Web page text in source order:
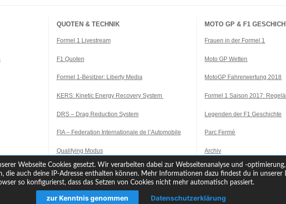
QUOTEN & TECHNIK
Formel 1 Livestream
F1 Quoten
Formel 1-Besitzer: Liberty Media
KERS: Kinetic Energy Recovery System
DRS – Drag Reduction System
FIA – Federation Internationale de l’Automobile
Qualifying Modus
MOTO GP & F1
Frauen in der Formel 1
Moto GP Wetten
MotoGP Fahrerwertung 2018
Formel 1 Saison 2017:
Legenden der F1 Geschichte
Parc Fermé
Archiv
Webseite Cookies gesetzt. Wir verarbeiten dabei zur Webseitenanalyse und -
die auch deine IP-Adresse enthalten können. Mehr Informationen dazu findest du in
so konfigurierst, dass das Setzen von Cookies nicht mehr automatisch passiert.
zur Kenntnis genommen Datenschutzerklärung